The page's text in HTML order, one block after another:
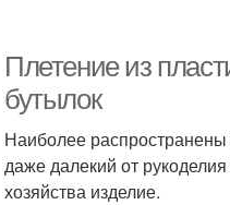
Плетение из
бутылок
Наиболее
даже далекий от
хозяйства изделие.